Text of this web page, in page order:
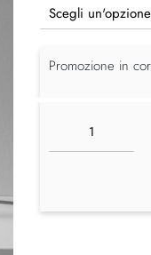
Promozione in